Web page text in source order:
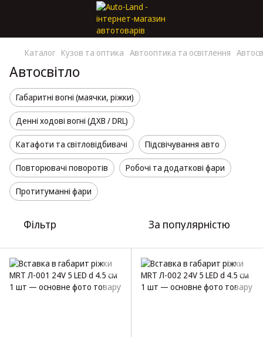
Каталог Кузов та оптика Автооптика та освітлення
Автосвітло
Габаритні вогні (маячки, ріжки)
Денні ходові вогні (ДХВ / DRL)
Катафоти та світловідбивачі Підсвічування авто
Повторювачі поворотів Робочі та додаткові фари
Протитуманні фари
Фільтр За популярністю